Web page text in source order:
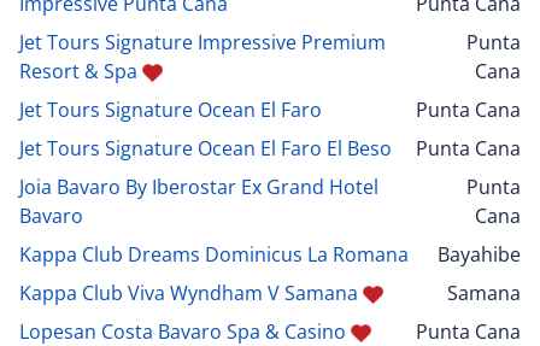
Jet Tours Signature Impressive Premium
Resort & Spa
Punta
Cana
Jet Tours Signature Ocean El Faro
Punta Cana
Jet Tours Signature Ocean El Faro El Beso
Punta Cana
Joia Bavaro By Iberostar Ex Grand Hotel
Bavaro
Punta
Cana
Kappa Club Dreams Dominicus La Romana
Bayahibe
Kappa Club Viva Wyndham V Samana
Samana
Lopesan Costa Bavaro Spa & Casino
Punta Cana